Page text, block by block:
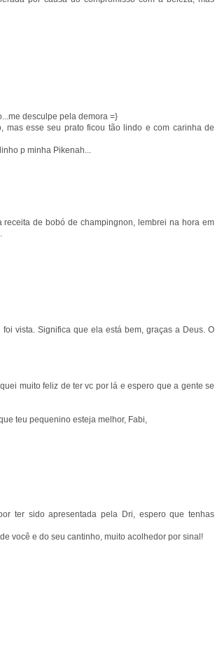
desculpe pela demora =}
mas esse seu prato ficou tão lindo e com carinha de
p minha Pikenah...
de bobó de champingnon, lembrei na hora em
vista. Significa que ela está bem, graças a Deus. O
muito feliz de ter vc por lá e espero que a gente se
teu pequenino esteja melhor, Fabi,
ter sido apresentada pela Dri, espero que tenhas
você e do seu cantinho, muito acolhedor por sinal!